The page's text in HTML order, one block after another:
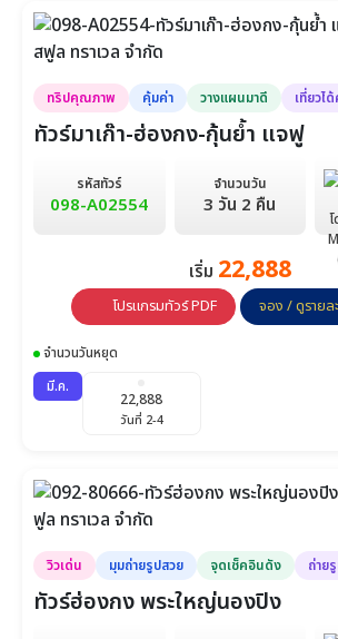
ธ.ค.
9,900
11,900
วันที่ 6-8
11,900
วันที่ 10-12
11,900
วันที่ 12-14
8,900
วันที่ 13-15
10,900
วันที่ 19-21
11,900
วันที่ 24-26
11,900
12,900
วันที่ 27-29
ทริปคุณภาพ คุ้มค่า วางแผนมาดี เที่ยวไ
ทัวร์มาเก๊า-ฮ่องกง-กุ้นย้ำ แจฟู
รหัสทัวร์
098-A02554
จำนวนวัน
3 วัน 2 คืน
เริ่ม 22,888
โปรแกรมทัวร์ PDF จอง / ดูรายล
จำนวนวันหยุด
มี.ค.
22,888
วันที่ 2-4
วิวเด่น มุมถ่ายรูปสวย จุดเช็คอินดัง ถ่าย
ทัวร์ฮ่องกง พระใหญ่นองปิง